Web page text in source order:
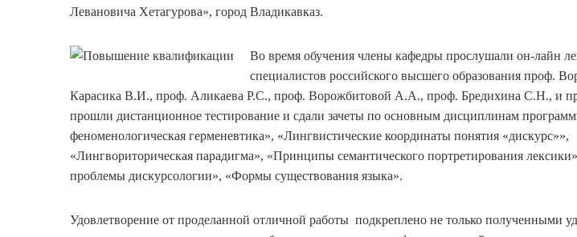
Левановича Хетагурова», город Владикавказ.
Во время обучения члены кафедры прослушали он-лайн
специалистов российского высшего образования проф.
Карасика В.И., проф. Аликаева Р.С., проф. Ворожбитовой А.А., проф. Бредихина С.Н., и
прошли дистанционное тестирование и сдали зачеты по основным дисциплинам
феноменологическая герменевтика», «Лингвистические координаты понятия «дискурс»»,
«Лингвориторическая парадигма», «Принципы семантического портретирования
проблемы дискурсологии», «Формы существования языка».
Удовлетворение от проделанной отличной работы подкреплено не только полученными